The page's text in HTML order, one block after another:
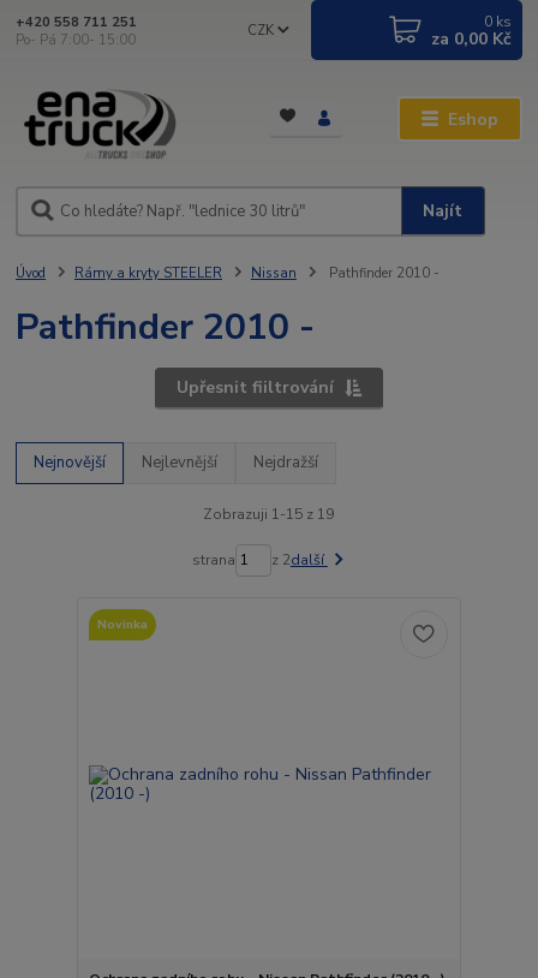
Eshop
CZK
Najít
+420 558 711 251
Po- Pá 7:00- 15:00
0 ks
za 0,00 Kč
Úvod Rámy a kryty STEELER Nissan Pathfinder 2010 -
Pathfinder 2010 -
Upřesnit fiiltrování
Nejnovější Nejlevnější Nejdražší
Zobrazuji 1-15 z 19
strana z 2další
Novinka